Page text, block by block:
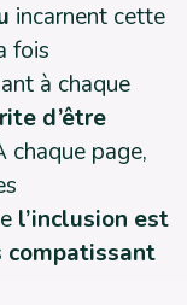
incarnent cette
fois
à chaque
d’être
chaque page,
l’inclusion est
compatissant